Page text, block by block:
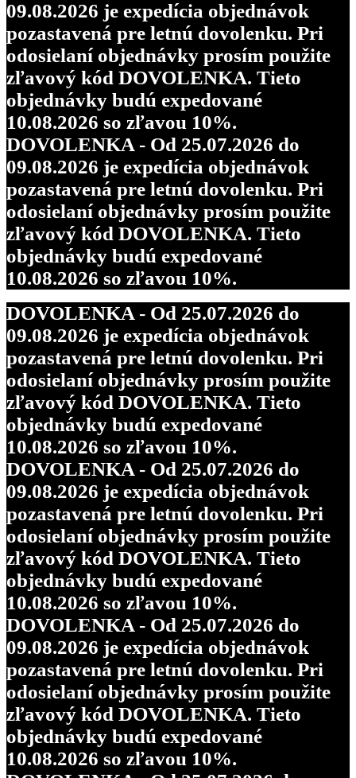
09.08.2026 je expedícia objednávok
pozastavená pre letnú dovolenku. Pri
odosielaní objednávky prosím použite
zľavový kód DOVOLENKA. Tieto
objednávky budú expedované
10.08.2026 so zľavou 10%.
DOVOLENKA - Od 25.07.2026 do
09.08.2026 je expedícia objednávok
pozastavená pre letnú dovolenku. Pri
odosielaní objednávky prosím použite
zľavový kód DOVOLENKA. Tieto
objednávky budú expedované
10.08.2026 so zľavou 10%.
DOVOLENKA - Od 25.07.2026 do
09.08.2026 je expedícia objednávok
pozastavená pre letnú dovolenku. Pri
odosielaní objednávky prosím použite
zľavový kód DOVOLENKA. Tieto
objednávky budú expedované
10.08.2026 so zľavou 10%.
DOVOLENKA - Od 25.07.2026 do
09.08.2026 je expedícia objednávok
pozastavená pre letnú dovolenku. Pri
odosielaní objednávky prosím použite
zľavový kód DOVOLENKA. Tieto
objednávky budú expedované
10.08.2026 so zľavou 10%.
DOVOLENKA - Od 25.07.2026 do
09.08.2026 je expedícia objednávok
pozastavená pre letnú dovolenku. Pri
odosielaní objednávky prosím použite
zľavový kód DOVOLENKA. Tieto
objednávky budú expedované
10.08.2026 so zľavou 10%.